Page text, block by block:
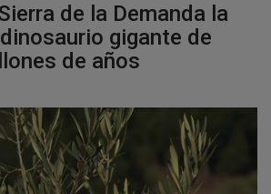
de la Demanda la
gigante de
de años